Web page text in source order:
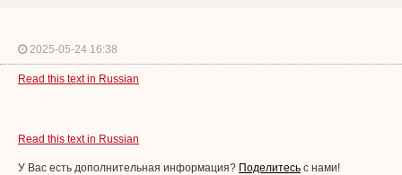
2025-05-24 16:38
Read this text in Russian
Read this text in Russian
У Вас есть дополнительная информация? Поделитесь с нами!